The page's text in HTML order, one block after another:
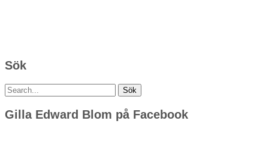
Sök
Sök
Gilla Edward Blom på Facebook